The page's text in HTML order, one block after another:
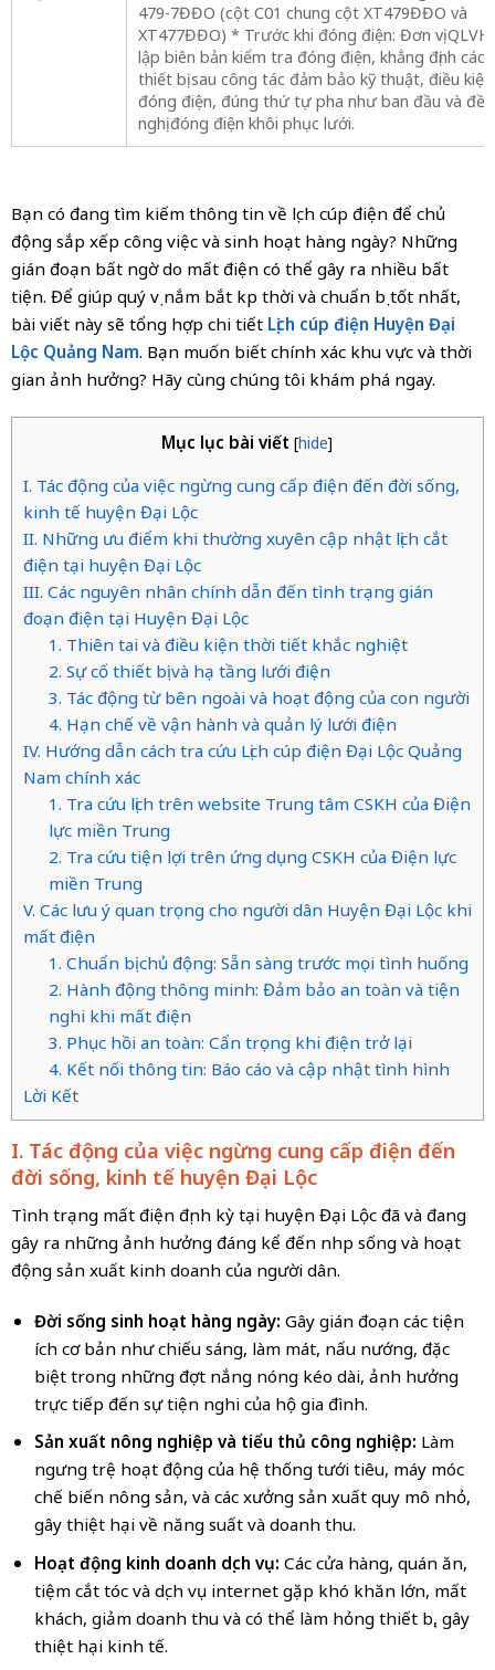
479-7ĐĐO (cột C01 chung cột XT479ĐĐO và
XT477ĐĐO) * Trước khi đóng điện: Đơn vị QLVH
lập biên bản kiểm tra đóng điện, khẳng định các
thiết bị sau công tác đảm bảo kỹ thuật, điều kiện
đóng điện, đúng thứ tự pha như ban đầu và đề
nghị đóng điện khôi phục lưới.
Bạn có đang tìm kiếm thông tin về lịch cúp điện để chủ
động sắp xếp công việc và sinh hoạt hàng ngày? Những
gián đoạn bất ngờ do mất điện có thể gây ra nhiều bất
tiện. Để giúp quý vị nắm bắt kịp thời và chuẩn bị tốt nhất,
bài viết này sẽ tổng hợp chi tiết Lịch cúp điện Huyện Đại
Lộc Quảng Nam. Bạn muốn biết chính xác khu vực và thời
gian ảnh hưởng? Hãy cùng chúng tôi khám phá ngay.
Mục lục bài viết [hide]
I. Tác động của việc ngừng cung cấp điện đến đời sống,
kinh tế huyện Đại Lộc
II. Những ưu điểm khi thường xuyên cập nhật lịch cắt
điện tại huyện Đại Lộc
III. Các nguyên nhân chính dẫn đến tình trạng gián
đoạn điện tại Huyện Đại Lộc
1. Thiên tai và điều kiện thời tiết khắc nghiệt
2. Sự cố thiết bị và hạ tầng lưới điện
3. Tác động từ bên ngoài và hoạt động của con người
4. Hạn chế về vận hành và quản lý lưới điện
IV. Hướng dẫn cách tra cứu Lịch cúp điện Đại Lộc Quảng
Nam chính xác
1. Tra cứu lịch trên website Trung tâm CSKH của Điện
lực miền Trung
2. Tra cứu tiện lợi trên ứng dụng CSKH của Điện lực
miền Trung
V. Các lưu ý quan trọng cho người dân Huyện Đại Lộc khi
mất điện
1. Chuẩn bị chủ động: Sẵn sàng trước mọi tình huống
2. Hành động thông minh: Đảm bảo an toàn và tiện
nghi khi mất điện
3. Phục hồi an toàn: Cẩn trọng khi điện trở lại
4. Kết nối thông tin: Báo cáo và cập nhật tình hình
Lời Kết
I. Tác động của việc ngừng cung cấp điện đến
đời sống, kinh tế huyện Đại Lộc
Tình trạng mất điện định kỳ tại huyện Đại Lộc đã và đang
gây ra những ảnh hưởng đáng kể đến nhịp sống và hoạt
động sản xuất kinh doanh của người dân.
Đời sống sinh hoạt hàng ngày: Gây gián đoạn các tiện
ích cơ bản như chiếu sáng, làm mát, nấu nướng, đặc
biệt trong những đợt nắng nóng kéo dài, ảnh hưởng
trực tiếp đến sự tiện nghi của hộ gia đình.
Sản xuất nông nghiệp và tiểu thủ công nghiệp: Làm
ngưng trệ hoạt động của hệ thống tưới tiêu, máy móc
chế biến nông sản, và các xưởng sản xuất quy mô nhỏ,
gây thiệt hại về năng suất và doanh thu.
Hoạt động kinh doanh dịch vụ: Các cửa hàng, quán ăn,
tiệm cắt tóc và dịch vụ internet gặp khó khăn lớn, mất
khách, giảm doanh thu và có thể làm hỏng thiết bị, gây
thiệt hại kinh tế.